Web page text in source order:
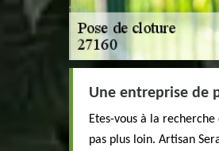
Une entreprise de
Etes-vous à la
pas plus loin. Artisan